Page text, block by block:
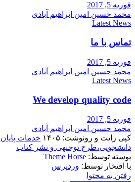
فوریه 5, 2017
محمد حسین امین ابراهیم آبادی
Latest News
تماس با ما
فوریه 5, 2017
محمد حسین امین ابراهیم آبادی
Latest News
We develop quality code
فوریه 5, 2017
محمد حسین امین ابراهیم آبادی
کپی رایت و رونوشت: ۱۴۰۵
خدمات
دانشجویی،طرح توجیهی و نشر کتاب
پوسته توسط: Theme Horse
با افتخار توسط: وردپرس
رفتن به محتوا